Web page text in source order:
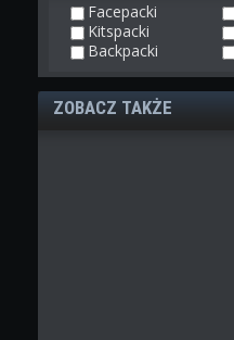
Facepacki
Kitspacki
Backpacki
ZOBACZ TAKŻE